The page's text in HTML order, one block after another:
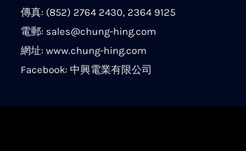
傳真: (852) 2764 2430, 2364 9125
電郵: sales@chung-hing.com
網址: www.chung-hing.com
Facebook: 中興電業有限公司